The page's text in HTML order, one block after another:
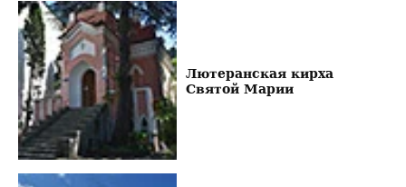
Лютеранская кирха
Святой Марии